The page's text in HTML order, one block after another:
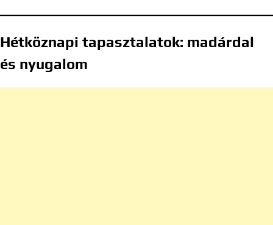
Hétköznapi tapasztalatok: madárdal
és nyugalom